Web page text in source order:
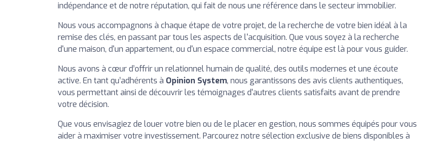
indépendance et de notre réputation, qui fait de nous une référence dans le secteur immobilier.
Nous vous accompagnons à chaque étape de votre projet, de la recherche de votre bien idéal à la
remise des clés, en passant par tous les aspects de l'acquisition. Que vous soyez à la recherche
d'une maison, d'un appartement, ou d'un espace commercial, notre équipe est là pour vous guider.
Nous avons à cœur d’offrir un relationnel humain de qualité, des outils modernes et une écoute
active. En tant qu’adhérents à Opinion System, nous garantissons des avis clients authentiques,
vous permettant ainsi de découvrir les témoignages d'autres clients satisfaits avant de prendre
votre décision.
Que vous envisagiez de louer votre bien ou de le placer en gestion, nous sommes équipés pour vous
aider à maximiser votre investissement. Parcourez notre sélection exclusive de biens disponibles à